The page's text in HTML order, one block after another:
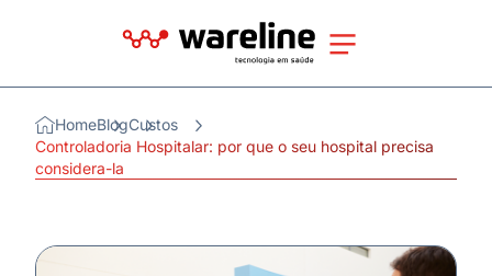
HomeBlogCustos
Controladoria Hospitalar: por que o seu hospital precisa
considera-la